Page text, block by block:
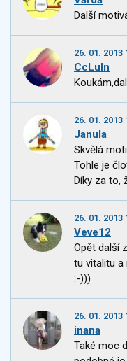
Další
26. 01. 2013
CcLuln
26. 01. 2013
Janula
Skvělá
Tohle je
Díky za to,
26. 01. 2013
Veve12
Opět další
tu vitalitu a
:-)))
26. 01. 2013
inana
Také moc